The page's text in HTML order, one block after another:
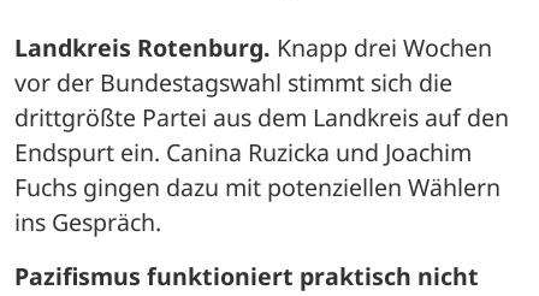
Landkreis Rotenburg. Knapp drei Wochen
vor der Bundestagswahl stimmt sich die
drittgrößte Partei aus dem Landkreis auf den
Endspurt ein. Canina Ruzicka und Joachim
Fuchs gingen dazu mit potenziellen Wählern
ins Gespräch.
Pazifismus funktioniert praktisch nicht